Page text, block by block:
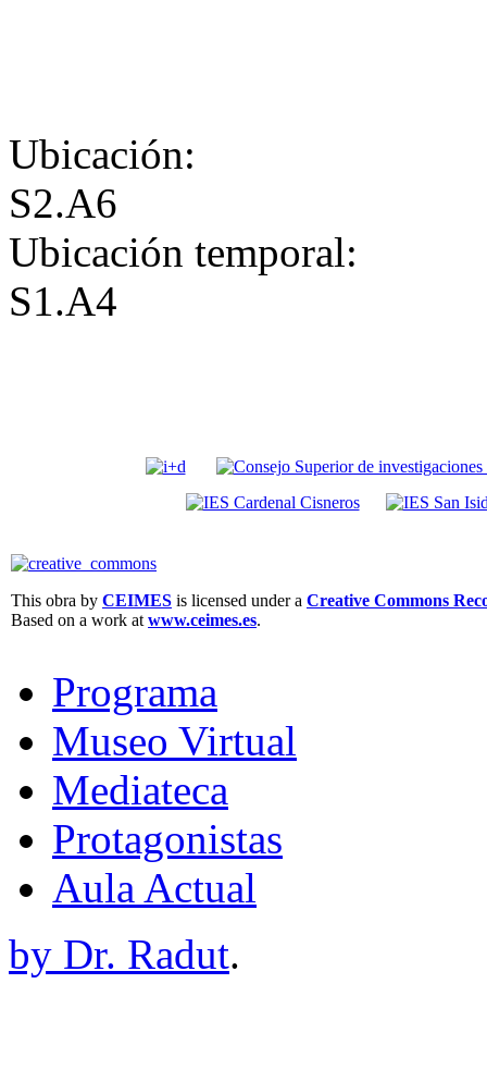
Ubicación:
S2.A6
Ubicación temporal:
S1.A4
This obra by CEIMES is licensed under a Creative Commons
Based on a work at www.ceimes.es.
Programa
Museo Virtual
Mediateca
Protagonistas
Aula Actual
by Dr. Radut.